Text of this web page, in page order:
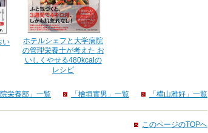
い
ホテルシェフと大学病院
の管理栄養士が考えた お
いしくやせる480kcalの
レシピ
「横山雅好」一覧
「檜垣實男」一覧
栄養部」一覧
このページのTOPへ